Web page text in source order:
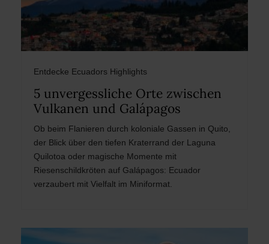
Entdecke Ecuadors Highlights
5 unvergessliche Orte zwischen
Vulkanen und Galápagos
Ob beim Flanieren durch koloniale Gassen in Quito,
der Blick über den tiefen Kraterrand der Laguna
Quilotoa oder magische Momente mit
Riesenschildkröten auf Galápagos: Ecuador
verzaubert mit Vielfalt im Miniformat.